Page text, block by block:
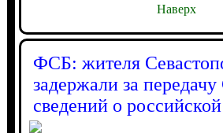
Наверх
ФСБ: жителя
задержали за
сведений о